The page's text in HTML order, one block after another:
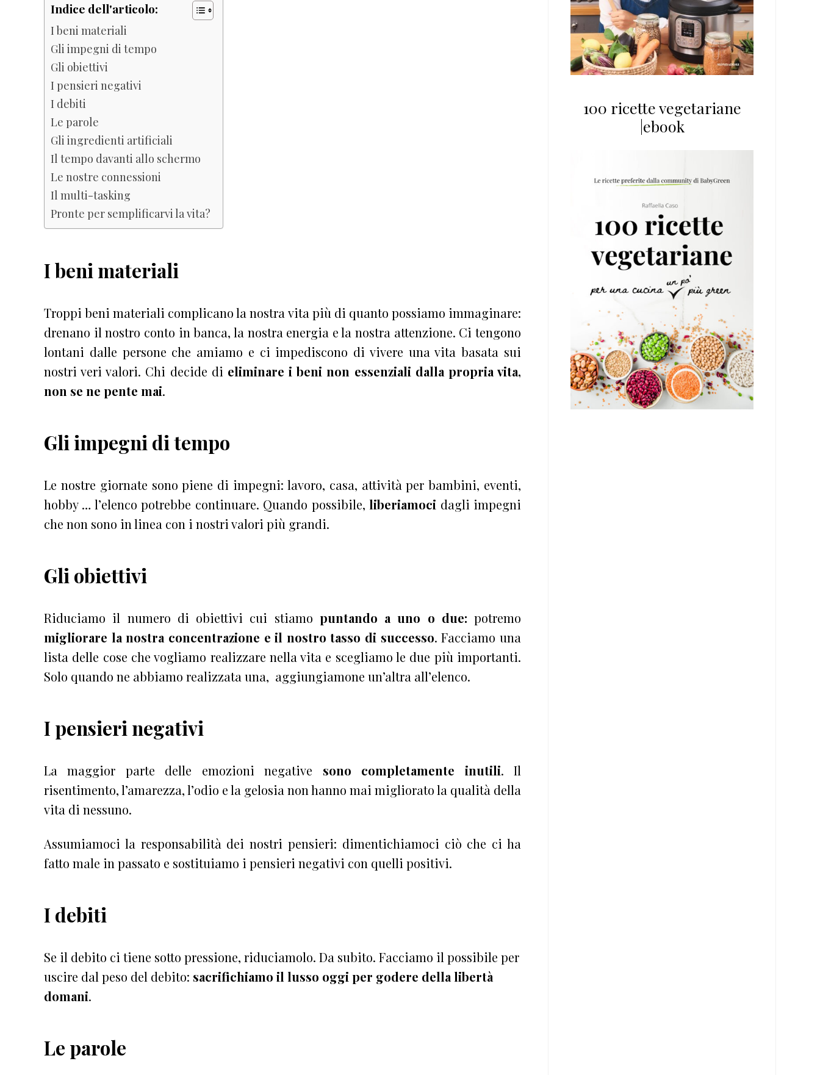
Indice dell'articolo:
I beni materiali
Gli impegni di tempo
Gli obiettivi
I pensieri negativi
I debiti
Le parole
Gli ingredienti artificiali
Il tempo davanti allo schermo
Le nostre connessioni
Il multi-tasking
Pronte per semplificarvi la vita?
I beni materiali
Troppi beni materiali complicano la nostra vita più di quanto possiamo immaginare:
drenano il nostro conto in banca, la nostra energia e la nostra attenzione. Ci tengono
lontani dalle persone che amiamo e ci impediscono di vivere una vita basata sui
nostri veri valori. Chi decide di eliminare i beni non essenziali dalla propria vita,
non se ne pente mai.
Gli impegni di tempo
Le nostre giornate sono piene di impegni: lavoro, casa, attività per bambini, eventi,
hobby … l’elenco potrebbe continuare. Quando possibile,liberiamoci dagli impegni
che non sono in linea con i nostri valori più grandi.
Gli obiettivi
Riduciamo il numero di obiettivi cui stiamo puntando a uno o due: potremo
migliorare la nostra concentrazione e il nostro tasso di successo. Facciamo una
lista delle cose che vogliamo realizzare nella vita e scegliamo le due più importanti.
Solo quando ne abbiamo realizzata una, aggiungiamone un’altra all’elenco.
I pensieri negativi
La maggior parte delle emozioni negative sono completamente inutili. Il
risentimento, l’amarezza, l’odio e la gelosia non hanno mai migliorato la qualità della
vita di nessuno.
Assumiamoci la responsabilità dei nostri pensieri: dimentichiamoci ciò che ci ha
fatto male in passato e sostituiamo i pensieri negativi con quelli positivi.
I debiti
Se il debito ci tiene sotto pressione, riduciamolo. Da subito. Facciamo il possibile per
uscire dal peso del debito: sacrifichiamo il lusso oggi per godere della libertà
domani.
Le parole
100 ricette vegetariane
|ebook